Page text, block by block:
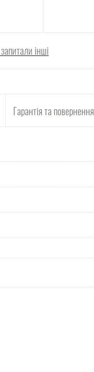
інші
Гарантія та повернення